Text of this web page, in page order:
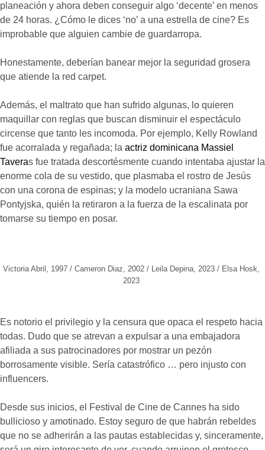
planeación y ahora deben conseguir algo ‘decente’ en menos
de 24 horas. ¿Cómo le dices ‘no’ a una estrella de cine? Es
improbable que alguien cambie de guardarropa.
Honestamente, deberían banear mejor la seguridad grosera
que atiende la red carpet.
Además, el maltrato que han sufrido algunas, lo quieren
maquillar con reglas que buscan disminuir el espectáculo
circense que tanto les incomoda. Por ejemplo, Kelly Rowland
fue acorralada y regañada; la actriz dominicana Massiel
Taveras fue tratada descortésmente cuando intentaba ajustar la
enorme cola de su vestido, que plasmaba el rostro de Jesús
con una corona de espinas; y la modelo ucraniana Sawa
Pontyjska, quién la retiraron a la fuerza de la escalinata por
tomarse su tiempo en posar.
Victoria Abril, 1997 / Cameron Diaz, 2002 / Leila Depina, 2023 / Elsa Hosk,
2023
Es notorio el privilegio y la censura que opaca el respeto hacia
todas. Dudo que se atrevan a expulsar a una embajadora
afiliada a sus patrocinadores por mostrar un pezón
borrosamente visible. Sería catastrófico … pero injusto con
influencers.
Desde sus inicios, el Festival de Cine de Cannes ha sido
bullicioso y amotinado. Estoy seguro de que habrán rebeldes
que no se adherirán a las pautas establecidas y, sinceramente,